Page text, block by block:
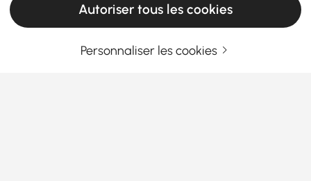
Autoriser tous les cookies
Personnaliser les cookies